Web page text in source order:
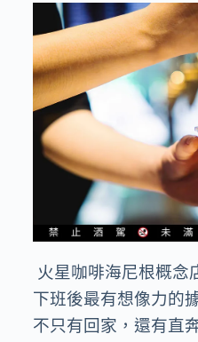
火星咖啡海尼根概念
下班後最有想像力的
不只有回家，還有直